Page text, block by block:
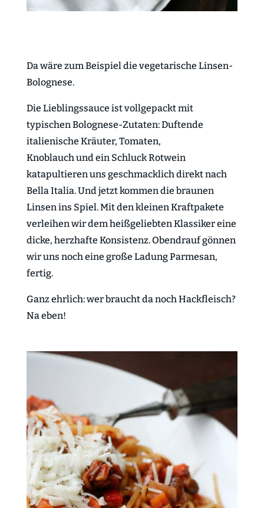
Da wäre zum Beispiel die vegetarische Linsen-
Bolognese.
Die Lieblingssauce ist vollgepackt mit
typischen Bolognese-Zutaten: Duftende
italienische Kräuter, Tomaten,
Knoblauch und ein Schluck Rotwein
katapultieren uns geschmacklich direkt nach
Bella Italia. Und jetzt kommen die braunen
Linsen ins Spiel. Mit den kleinen Kraftpakete
verleihen wir dem heißgeliebten Klassiker eine
dicke, herzhafte Konsistenz. Obendrauf gönnen
wir uns noch eine große Ladung Parmesan,
fertig.
Ganz ehrlich: wer braucht da noch Hackfleisch?
Na eben!